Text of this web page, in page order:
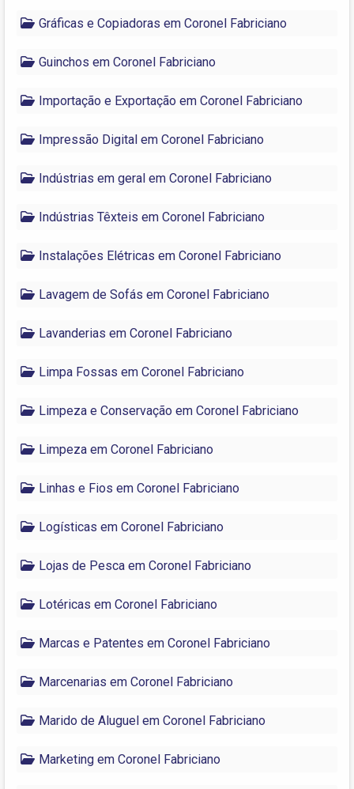
Gráficas e Copiadoras em Coronel Fabriciano
Guinchos em Coronel Fabriciano
Importação e Exportação em Coronel Fabriciano
Impressão Digital em Coronel Fabriciano
Indústrias em geral em Coronel Fabriciano
Indústrias Têxteis em Coronel Fabriciano
Instalações Elétricas em Coronel Fabriciano
Lavagem de Sofás em Coronel Fabriciano
Lavanderias em Coronel Fabriciano
Limpa Fossas em Coronel Fabriciano
Limpeza e Conservação em Coronel Fabriciano
Limpeza em Coronel Fabriciano
Linhas e Fios em Coronel Fabriciano
Logísticas em Coronel Fabriciano
Lojas de Pesca em Coronel Fabriciano
Lotéricas em Coronel Fabriciano
Marcas e Patentes em Coronel Fabriciano
Marcenarias em Coronel Fabriciano
Marido de Aluguel em Coronel Fabriciano
Marketing em Coronel Fabriciano